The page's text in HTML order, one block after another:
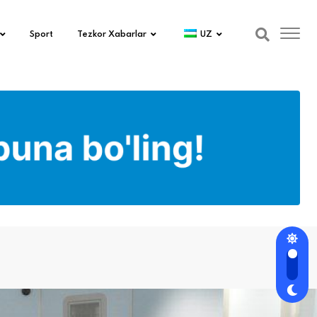
Sport Tezkor Xabarlar UZ